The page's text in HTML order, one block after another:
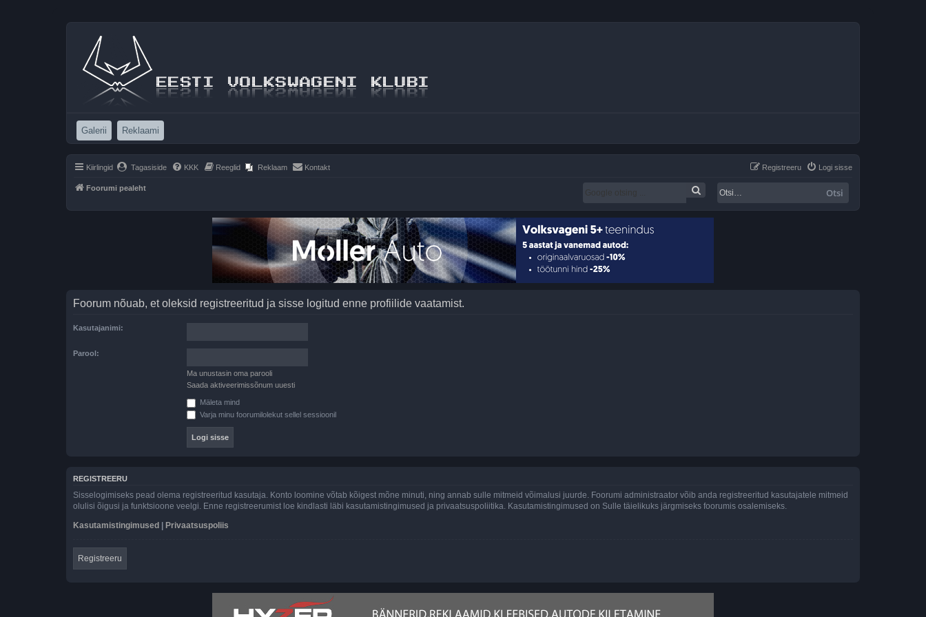
Galerii (Opens a new tab)
Reklaami
Kiirlingid Tagasiside KKK Reeglid Reklaam Kontakt Logi sisse
Registreeru
Foorumi pealeht Otsi
Foorum nõuab, et oleksid registreeritud ja sisse logitud enne profiilide vaatamist.
Kasutajanimi:
Parool:
Ma unustasin oma parooli
Saada aktiveerimissõnum uuesti
Mäleta mind
Varja minu foorumilolekut sellel sessioonil
REGISTREERU
Sisselogimiseks pead olema registreeritud kasutaja. Konto loomine võtab kõigest mõne minuti, ning annab sulle mitmeid võimalusi juurde. Foorumi administraator võib anda registreeritud kasutajatele mitmeid
olulisi õigusi ja funktsioone veelgi. Enne registreerumist loe kindlasti läbi kasutamistingimused ja privaatsuspoliitika. Kasutamistingimused on Sulle täielikuks järgmiseks foorumis osalemiseks.
Kasutamistingimused | Privaatsuspoliis
Registreeru